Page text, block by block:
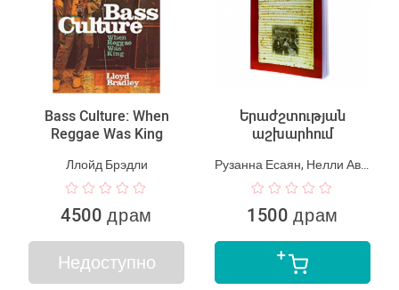
Bass Culture: When
Reggae Was King
Ллойд Брэдли
4500 драм
Недоступно
Երաժշտության
աշխարհում
1500 драм